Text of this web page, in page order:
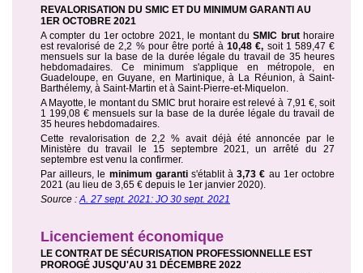
REVALORISATION DU SMIC ET DU MINIMUM GARANTI AU
1ER OCTOBRE 2021
A compter du 1er octobre 2021, le montant duSMIC bruthoraire
est revalorisé de 2,2 % pour être porté à10,48 €, soit 1 589,47 €
mensuels sur la base de la durée légale du travail de 35 heures
hebdomadaires. Ce minimum s'applique en métropole, en
Guadeloupe, en Guyane, en Martinique, à La Réunion, à Saint-
Barthélemy, à Saint-Martin et à Saint-Pierre-et-Miquelon.
A Mayotte, le montant du SMIC brut horaire est relevé à 7,91 €, soit
1 199,08 € mensuels sur la base de la durée légale du travail de
35 heures hebdomadaires.
Cette revalorisation de 2,2 % avait déjà été annoncée par le
Ministère du travail le 15 septembre 2021, un arrêté du 27
septembre est venu la confirmer.
Par ailleurs, le minimum garantis'établit à3,73 € au 1er octobre
2021 (au lieu de 3,65 € depuis le 1er janvier 2020).
Source :A. 27 sept. 2021: JO 30 sept. 2021
Licenciement économique
LE CONTRAT DE SÉCURISATION PROFESSIONNELLE EST
PROROGÉ JUSQU'AU 31 DÉCEMBRE 2022